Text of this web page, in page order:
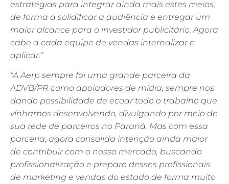
estratégias para integrar ainda mais estes meios,
de forma a solidificar a audiência e entregar um
maior alcance para o investidor publicitário. Agora
cabe a cada equipe de vendas internalizar e
aplicar.”
“A Aerp sempre foi uma grande parceira da
ADVB/PR como apoiadores de mídia, sempre nos
dando possibilidade de ecoar todo o trabalho que
vínhamos desenvolvendo, divulgando por meio de
sua rede de parceiros no Paraná. Mas com essa
parceria, agora consolida intenção ainda maior
de contribuir com o nosso mercado, buscando
profissionalização e preparo desses profissionais
de marketing e vendas do estado de forma muito